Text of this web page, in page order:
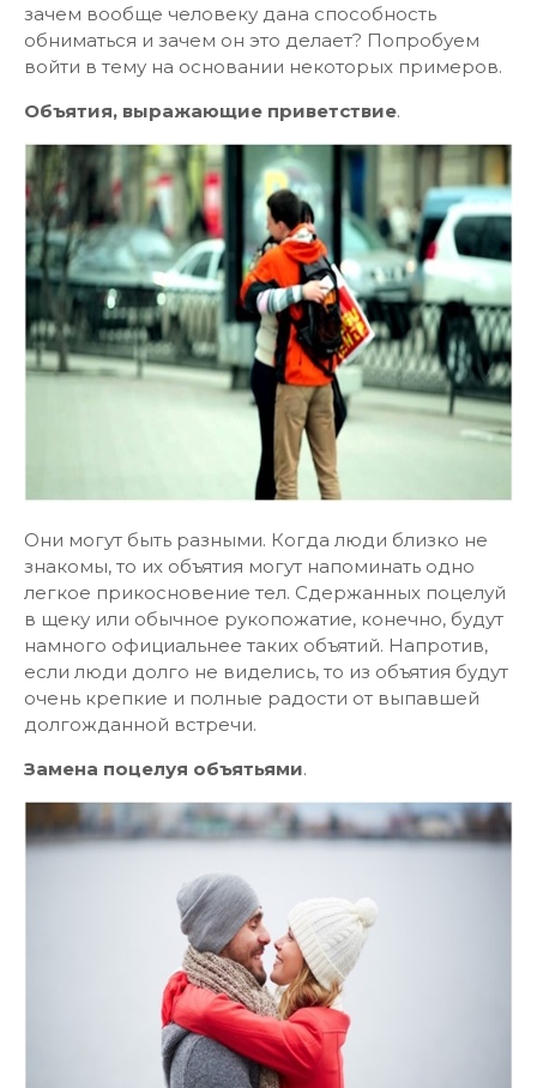
зачем вообще человеку дана способность
обниматься и зачем он это делает? Попробуем
войти в тему на основании некоторых примеров.
Объятия, выражающие приветствие.
Они могут быть разными. Когда люди близко не
знакомы, то их объятия могут напоминать одно
легкое прикосновение тел. Сдержанных поцелуй
в щеку или обычное рукопожатие, конечно, будут
намного официальнее таких объятий. Напротив,
если люди долго не виделись, то из объятия будут
очень крепкие и полные радости от выпавшей
долгожданной встречи.
Замена поцелуя объятьями.